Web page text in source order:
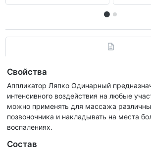
Свойства
Аппликатор Ляпко Одинарный
интенсивного воздействия на любые
можно применять для массажа
позвоночника и накладывать на места
воспалениях.
Состав